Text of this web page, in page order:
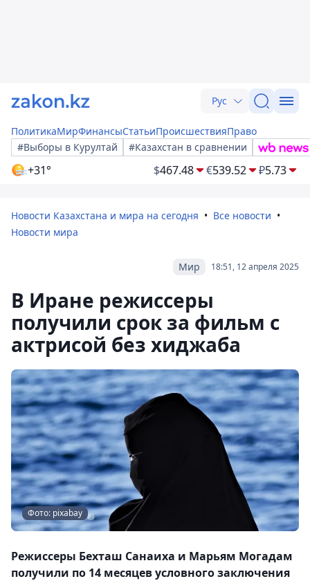
Рус
ПолитикаМирФинансыСтатьиПроисшествияПраво
#Выборы в Курултай
#Казахстан в сравнении
+31° $467.48 €539.52 ₽5.73
Новости Казахстана и мира на сегодня
Все новости
Новости мира
18:51, 12 апреля 2025
Мир
В Иране режиссеры
получили срок за фильм с
актрисой без хиджаба
Фото: pixabay
Режиссеры Бехташ Санаиха и Марьям Могадам
получили по 14 месяцев условного заключения